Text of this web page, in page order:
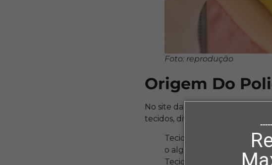
Foto: reprodução
Origem Do
No site da
tecidos, divididas segundo a
Tecidos em fibras
o algodão e o linho;
Tecidos em fibras